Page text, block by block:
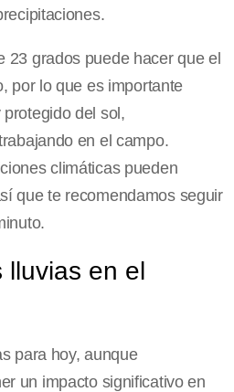
23 grados puede hacer que el
por lo que es importante
del sol,
en el campo.
climáticas pueden
que te recomendamos seguir
lluvias en el
para hoy, aunque
un impacto significativo en